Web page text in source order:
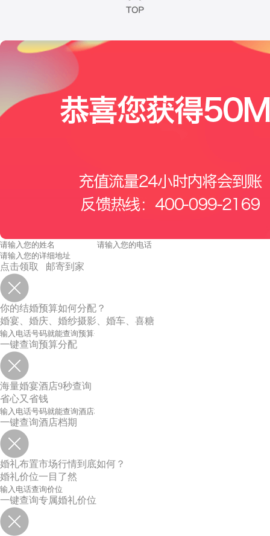
点击领取 邮寄到家
你的结婚预算如何分配？
婚宴、婚庆、婚纱摄影、婚车、喜糖
一键查询预算分配
海量婚宴酒店9秒查询
省心又省钱
一键查询酒店档期
婚礼布置市场行情到底如何？
婚礼价位一目了然
一键查询专属婚礼价位